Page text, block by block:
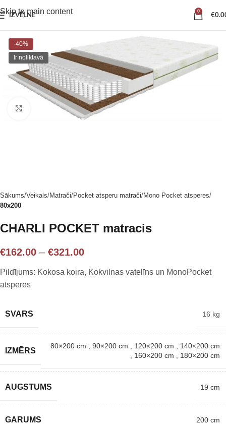
Skip to main content
IZVĒLNE
0
€
-40%
Ir noliktavā
Noklikšķiniet, lai palielinātu
Sākums Veikals Matrači Pocket atsperu matrači Mono Pocket atsperes
80x200
CHARLI POCKET matracis
€162.00 – €321.00
Pildījums: Kokosa koira, Kokvilnas vatelīns un MonoPocket
atsperes
SVARS 16 kg
IZMĒRS
80×200 cm 90×200 cm 120×200 cm
140×200 cm
160×200 cm 180×200 cm
AUGSTUMS 19 cm
GARUMS 200 cm